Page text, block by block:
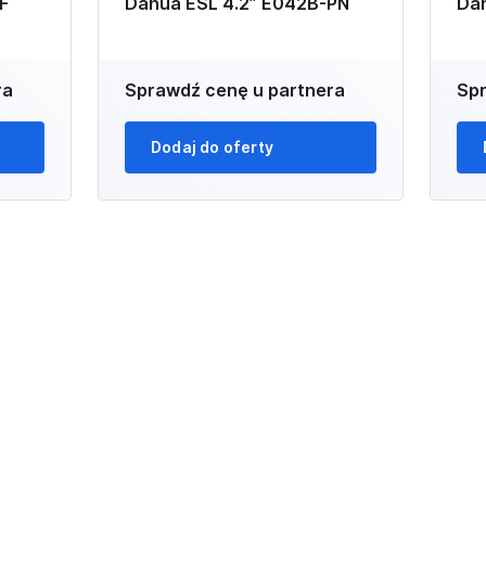
Sprawdź cenę u partnera
Dodaj do oferty